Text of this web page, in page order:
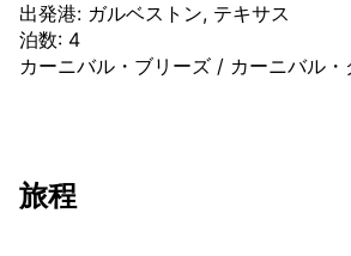
出発港: ガルベストン, テキサス
泊数: 4
カーニバル・ブリーズ / カーニバル
旅程